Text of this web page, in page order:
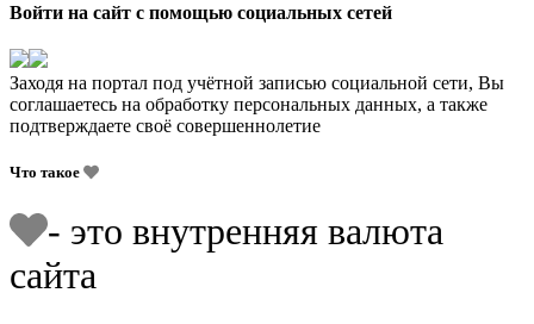
Войти на сайт с помощью социальных сетей
Заходя на портал под учётной записью социальной сети, Вы
соглашаетесь на обработку персональных данных, а также
подтверждаете своё совершеннолетие
Что такое
- это внутренняя валюта
сайта